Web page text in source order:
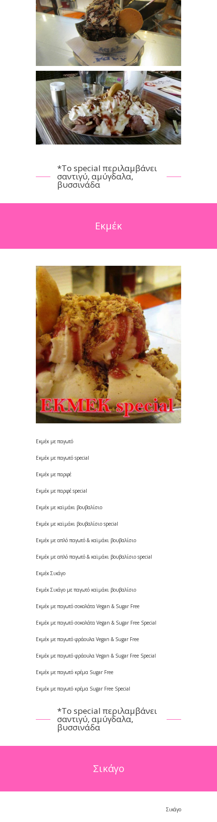
*Το special περιλαμβάνει
σαντιγύ, αμύγδαλα,
βυσσινάδα
Εκμέκ
Εκμέκ με παγωτό
Εκμέκ με παγωτό special
Εκμέκ με παρφέ
Εκμέκ με παρφέ special
Εκμέκ με καϊμάκι βουβαλίσιο
Εκμέκ με καϊμάκι βουβαλίσιο special
Εκμέκ με απλό παγωτό & καϊμάκι βουβαλίσιο
Εκμέκ με απλό παγωτό & καϊμάκι βουβαλίσιο special
Εκμέκ Σικάγο
Εκμέκ Σικάγο με παγωτό καϊμάκι βουβαλίσιο
Εκμέκ με παγωτό σοκολάτα Vegan & Sugar Free
Εκμέκ με παγωτό σοκολάτα Vegan & Sugar Free Special
Εκμέκ με παγωτό φράουλα Vegan & Sugar Free
Εκμέκ με παγωτό φράουλα Vegan & Sugar Free Special
Εκμέκ με παγωτό κρέμα Sugar Free
Εκμέκ με παγωτό κρέμα Sugar Free Special
*Το special περιλαμβάνει
σαντιγύ, αμύγδαλα,
βυσσινάδα
Σικάγο
Σικάγο